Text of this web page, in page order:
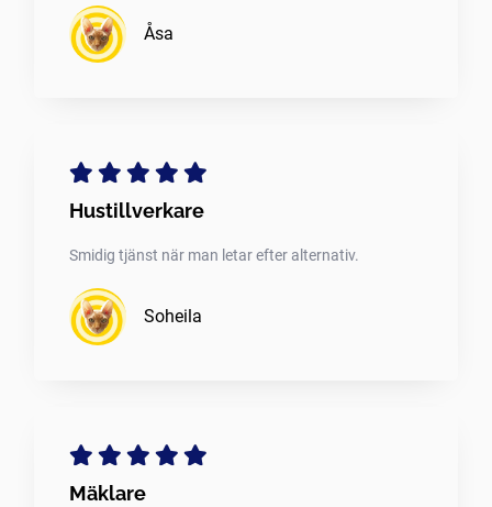
Åsa
Hustillverkare
Smidig tjänst när man letar efter alternativ.
Soheila
Mäklare